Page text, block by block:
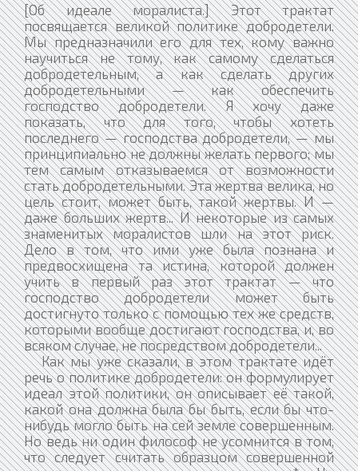
[Об идеале моралиста.] Этот трактат
посвящается великой политике добродетели.
Мы предназначили его для тех, кому важно
научиться не тому, как самому сделаться
добродетельным, а как сделать других
добродетельными — как обеспечить
господство добродетели. Я хочу даже
показать, что для того, чтобы хотеть
последнего — господства добродетели, — мы
принципиально не должны желать первого; мы
тем самым отказываемся от возможности
стать добродетельными. Эта жертва велика, но
цель стоит, может быть, такой жертвы. И —
даже больших жертв... И некоторые из самых
знаменитых моралистов шли на этот риск.
Дело в том, что ими уже была познана и
предвосхищена та истина, которой должен
учить в первый раз этот трактат — что
господство добродетели может быть
достигнуто только с помощью тех же средств,
которыми вообще достигают господства, и, во
всяком случае, не посредством добродетели...
Как мы уже сказали, в этом трактате идёт
речь о политике добродетели: он формулирует
идеал этой политики, он описывает её такой,
какой она должна была бы быть, если бы что-
нибудь могло быть на сей земле совершенным.
Но ведь ни один философ не усомнится в том,
что следует считать образцом совершенной